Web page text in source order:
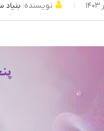
نویسنده: بنیاد